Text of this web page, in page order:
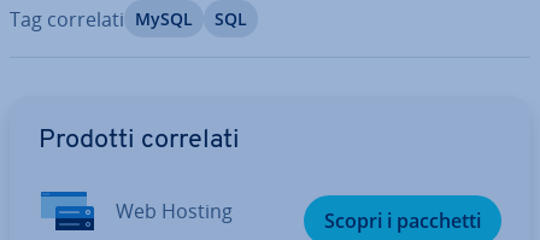
Tag correlati MySQL SQL
Prodotti correlati
Web Hosting Scopri i pacchetti